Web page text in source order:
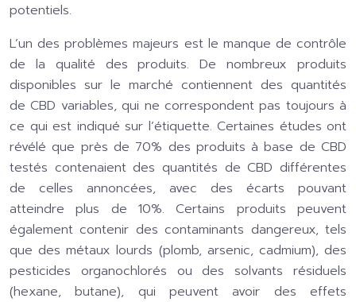
potentiels.
L’un des problèmes majeurs est le manque de contrôle
de la qualité des produits. De nombreux produits
disponibles sur le marché contiennent des quantités
de CBD variables, qui ne correspondent pas toujours à
ce qui est indiqué sur l’étiquette. Certaines études ont
révélé que près de 70% des produits à base de CBD
testés contenaient des quantités de CBD différentes
de celles annoncées, avec des écarts pouvant
atteindre plus de 10%. Certains produits peuvent
également contenir des contaminants dangereux, tels
que des métaux lourds (plomb, arsenic, cadmium), des
pesticides organochlorés ou des solvants résiduels
(hexane, butane), qui peuvent avoir des effets